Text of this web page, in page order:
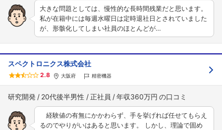
大きな問題としては、慢性的な長時間残業だと思います。
私が在籍中には毎週水曜日は定時退社日とされていました
が、形骸化してしまい社員のほとんどが…
スペクトロニクス株式会社
2.8 大阪府 精密機器
研究開発 20代後半男性 正社員 年収360万円
経験値の有無にかかわらず、手を挙げれば任せてもらえ
るのでやりがいはあると思います。 しかし、理論で固め